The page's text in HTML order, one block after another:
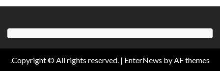
Copyright © All rights reserved. | EnterNews by AF themes.